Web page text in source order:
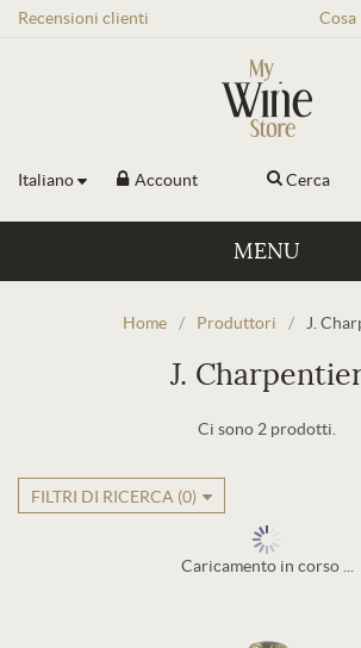
Recensioni clienti Cosa
Italiano Account Cerca
MENU
Home / Produttori / J.
J.
Ci sono 2 prodotti.
FILTRI DI RICERCA (0)
Caricamento in corso ...